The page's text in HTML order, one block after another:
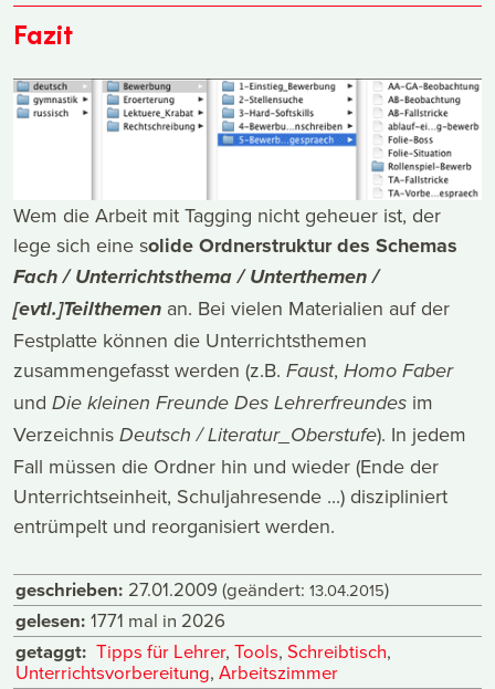
Fazit
Wem die Arbeit mit Tagging nicht geheuer ist, der
lege sich eine solide Ordnerstruktur des Schemas
Fach / Unterrichtsthema / Unterthemen /
[evtl.]Teilthemen an. Bei vielen Materialien auf der
Festplatte können die Unterrichtsthemen
zusammengefasst werden (z.B. Faust, Homo Faber
und Die kleinen Freunde Des Lehrerfreundes im
Verzeichnis Deutsch / Literatur_Oberstufe). In jedem
Fall müssen die Ordner hin und wieder (Ende der
Unterrichtseinheit, Schuljahresende ...) diszipliniert
entrümpelt und reorganisiert werden.
geschrieben: 27.01.2009 (geändert: 13.04.2015)
gelesen: 1771 mal in 2026
getaggt: Tipps für Lehrer, Tools, Schreibtisch,
Unterrichtsvorbereitung,Arbeitszimmer